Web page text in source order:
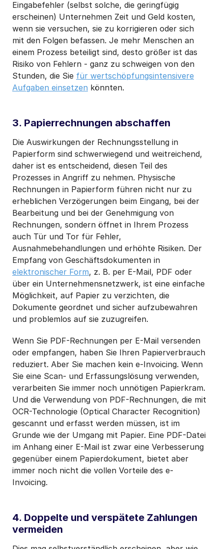
Eingabefehler (selbst solche, die geringfügig
erscheinen) Unternehmen Zeit und Geld kosten,
wenn sie versuchen, sie zu korrigieren oder sich
mit den Folgen befassen. Je mehr Menschen an
einem Prozess beteiligt sind, desto größer ist das
Risiko von Fehlern - ganz zu schweigen von den
Stunden, die Sie für wertschöpfungsintensivere
Aufgaben einsetzen könnten.
3. Papierrechnungen abschaffen
Die Auswirkungen der Rechnungsstellung in
Papierform sind schwerwiegend und weitreichend,
daher ist es entscheidend, diesen Teil des
Prozesses in Angriff zu nehmen. Physische
Rechnungen in Papierform führen nicht nur zu
erheblichen Verzögerungen beim Eingang, bei der
Bearbeitung und bei der Genehmigung von
Rechnungen, sondern öffnet in Ihrem Prozess
auch Tür und Tor für Fehler,
Ausnahmebehandlungen und erhöhte Risiken. Der
Empfang von Geschäftsdokumenten in
elektronischer Form, z. B. per E-Mail, PDF oder
über ein Unternehmensnetzwerk, ist eine einfache
Möglichkeit, auf Papier zu verzichten, die
Dokumente geordnet und sicher aufzubewahren
und problemlos auf sie zuzugreifen.
Wenn Sie PDF-Rechnungen per E-Mail versenden
oder empfangen, haben Sie Ihren Papierverbrauch
reduziert. Aber Sie machen kein e-Invoicing. Wenn
Sie eine Scan- und Erfassungslösung verwenden,
verarbeiten Sie immer noch unnötigen Papierkram.
Und die Verwendung von PDF-Rechnungen, die mit
OCR-Technologie (Optical Character Recognition)
gescannt und erfasst werden müssen, ist im
Grunde wie der Umgang mit Papier. Eine PDF-Datei
im Anhang einer E-Mail ist zwar eine Verbesserung
gegenüber einem Papierdokument, bietet aber
immer noch nicht die vollen Vorteile des e-
Invoicing.
4. Doppelte und verspätete Zahlungen
vermeiden